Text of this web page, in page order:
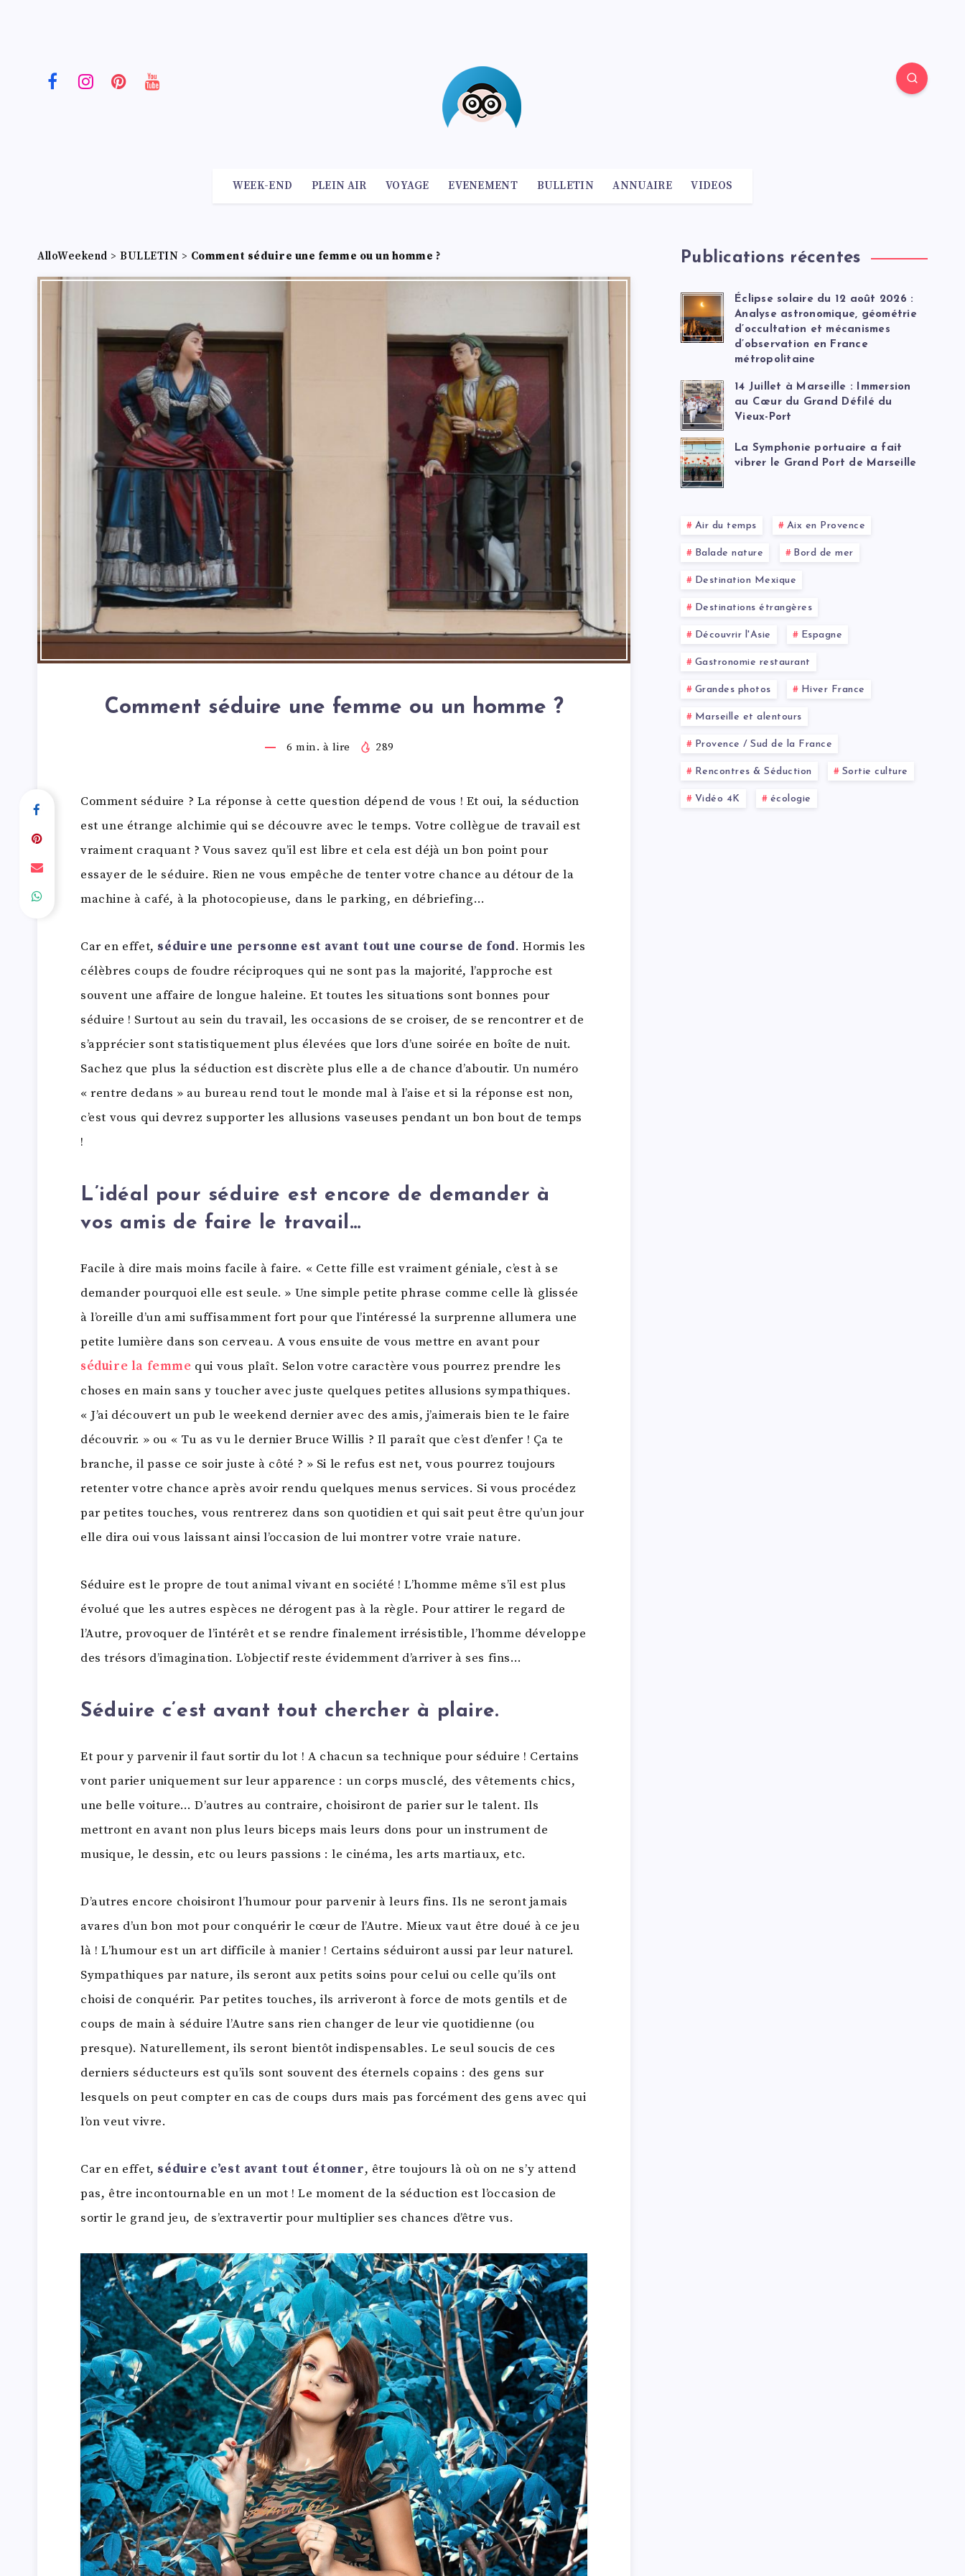
WEEK-END PLEIN AIR VOYAGE EVENEMENT BULLETIN ANNUAIRE VIDEOS
AlloWeekend > BULLETIN > Comment séduire une femme ou un homme ?
Comment séduire une femme ou un homme ?
6 min. à lire 289
Comment séduire ? La réponse à cette question dépend de vous ! Et oui, la séduction
est une étrange alchimie qui se découvre avec le temps. Votre collègue de travail est
vraiment craquant ? Vous savez qu’il est libre et cela est déjà un bon point pour
essayer de le séduire. Rien ne vous empêche de tenter votre chance au détour de la
machine à café, à la photocopieuse, dans le parking, en débriefing…
Car en effet, séduire une personne est avant tout une course de fond. Hormis les
célèbres coups de foudre réciproques qui ne sont pas la majorité, l’approche est
souvent une affaire de longue haleine. Et toutes les situations sont bonnes pour
séduire ! Surtout au sein du travail, les occasions de se croiser, de se rencontrer et de
s’apprécier sont statistiquement plus élevées que lors d’une soirée en boîte de nuit.
Sachez que plus la séduction est discrète plus elle a de chance d’aboutir. Un numéro
« rentre dedans » au bureau rend tout le monde mal à l’aise et si la réponse est non,
c’est vous qui devrez supporter les allusions vaseuses pendant un bon bout de temps
!
L’idéal pour séduire est encore de demander à
vos amis de faire le travail…
Facile à dire mais moins facile à faire. « Cette fille est vraiment géniale, c’est à se
demander pourquoi elle est seule. » Une simple petite phrase comme celle là glissée
à l’oreille d’un ami suffisamment fort pour que l’intéressé la surprenne allumera une
petite lumière dans son cerveau. A vous ensuite de vous mettre en avant pour
séduire la femme qui vous plaît. Selon votre caractère vous pourrez prendre les
choses en main sans y toucher avec juste quelques petites allusions sympathiques.
« J’ai découvert un pub le weekend dernier avec des amis, j’aimerais bien te le faire
découvrir. » ou « Tu as vu le dernier Bruce Willis ? Il paraît que c’est d’enfer ! Ça te
branche, il passe ce soir juste à côté ? » Si le refus est net, vous pourrez toujours
retenter votre chance après avoir rendu quelques menus services. Si vous procédez
par petites touches, vous rentrerez dans son quotidien et qui sait peut être qu’un jour
elle dira oui vous laissant ainsi l’occasion de lui montrer votre vraie nature.
Séduire est le propre de tout animal vivant en société ! L’homme même s’il est plus
évolué que les autres espèces ne dérogent pas à la règle. Pour attirer le regard de
l’Autre, provoquer de l’intérêt et se rendre finalement irrésistible, l’homme développe
des trésors d’imagination. L’objectif reste évidemment d’arriver à ses fins…
Séduire c’est avant tout chercher à plaire.
Et pour y parvenir il faut sortir du lot ! A chacun sa technique pour séduire ! Certains
vont parier uniquement sur leur apparence : un corps musclé, des vêtements chics,
une belle voiture… D’autres au contraire, choisiront de parier sur le talent. Ils
mettront en avant non plus leurs biceps mais leurs dons pour un instrument de
musique, le dessin, etc ou leurs passions : le cinéma, les arts martiaux, etc.
D’autres encore choisiront l’humour pour parvenir à leurs fins. Ils ne seront jamais
avares d’un bon mot pour conquérir le cœur de l’Autre. Mieux vaut être doué à ce jeu
là ! L’humour est un art difficile à manier ! Certains séduiront aussi par leur naturel.
Sympathiques par nature, ils seront aux petits soins pour celui ou celle qu’ils ont
choisi de conquérir. Par petites touches, ils arriveront à force de mots gentils et de
coups de main à séduire l’Autre sans rien changer de leur vie quotidienne (ou
presque). Naturellement, ils seront bientôt indispensables. Le seul soucis de ces
derniers séducteurs est qu’ils sont souvent des éternels copains : des gens sur
lesquels on peut compter en cas de coups durs mais pas forcément des gens avec qui
l’on veut vivre.
Car en effet, séduire c’est avant tout étonner, être toujours là où on ne s’y attend
pas, être incontournable en un mot ! Le moment de la séduction est l’occasion de
sortir le grand jeu, de s’extravertir pour multiplier ses chances d’être vus.
Publications récentes
Éclipse solaire du 12 août 2026 :
Analyse astronomique, géométrie
d’occultation et mécanismes
d’observation en France
métropolitaine
14 Juillet à Marseille : Immersion
au Cœur du Grand Défilé du
Vieux-Port
La Symphonie portuaire a fait
vibrer le Grand Port de Marseille
Air du temps Aix en Provence
Balade nature Bord de mer
Destination Mexique
Destinations étrangères
Découvrir l'Asie Espagne
Gastronomie restaurant
Grandes photos Hiver France
Marseille et alentours
Provence / Sud de la France
Rencontres & Séduction Sortie culture
Vidéo 4K écologie